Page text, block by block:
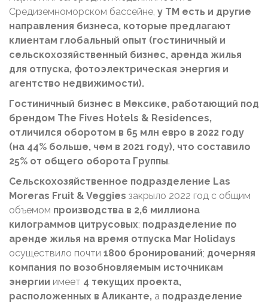
Средиземноморском бассейне, у ТМ есть и другие
направления бизнеса, которые предлагают
клиентам глобальный опыт (гостиничный и
сельскохозяйственный бизнес, аренда жилья
для отпуска, фотоэлектрическая энергия и
агентство недвижимости).
Гостиничный бизнес в Мексике, работающий под
брендом The Fives Hotels & Residences,
отличился оборотом в 65 млн евро в 2022 году
(на 44% больше, чем в 2021 году), что составило
25% от общего оборота Группы.
Сельскохозяйственное подразделение Las
Moreras Fruit & Veggies закрыло 2022 год с общим
объемом производства в 2,6 миллиона
килограммов цитрусовых; подразделение по
аренде жилья на время отпуска Mar Holidays
осуществило почти 1800 бронирований; дочерняя
компания по возобновляемым источникам
энергии имеет 4 текущих проекта,
расположенных в Аликанте, а подразделение